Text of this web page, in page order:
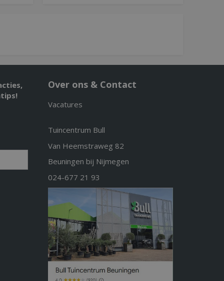
Over ons & Contact
Vacatures
Tuincentrum Bull
Van Heemstraweg 82
Beuningen bij Nijmegen
024-677 21 93